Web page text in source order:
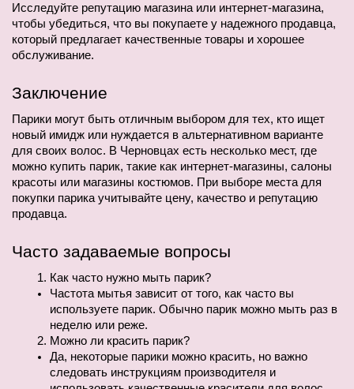
Исследуйте репутацию магазина или интернет-магазина,
чтобы убедиться, что вы покупаете у надежного продавца,
который предлагает качественные товары и хорошее
обслуживание.
Заключение
Парики могут быть отличным выбором для тех, кто ищет
новый имидж или нуждается в альтернативном варианте
для своих волос. В Черновцах есть несколько мест, где
можно купить парик, такие как интернет-магазины, салоны
красоты или магазины костюмов. При выборе места для
покупки парика учитывайте цену, качество и репутацию
продавца.
Часто задаваемые вопросы
Как часто нужно мыть парик?
Частота мытья зависит от того, как часто вы
используете парик. Обычно парик можно мыть раз в
неделю или реже.
Можно ли красить парик?
Да, некоторые парики можно красить, но важно
следовать инструкциям производителя и